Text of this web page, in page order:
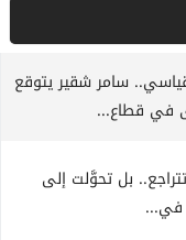
سامر شقير يتوقع
في قطاع...
بل تحوَّلت إلى
في...